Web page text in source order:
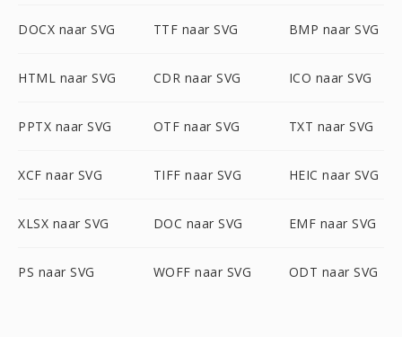
DOCX naar SVG TTF naar SVG BMP naar SVG
HTML naar SVG CDR naar SVG ICO naar SVG
PPTX naar SVG OTF naar SVG TXT naar SVG
XCF naar SVG TIFF naar SVG HEIC naar SVG
XLSX naar SVG DOC naar SVG EMF naar SVG
PS naar SVG WOFF naar SVG ODT naar SVG